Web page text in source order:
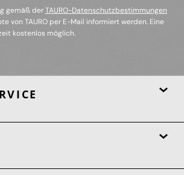
gemäß derTAURO-Datenschutzbestimmungen
von TAURO per E-Mail informiert werden. Eine
kostenlos möglich.